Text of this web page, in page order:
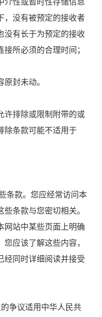
，没有被预定的接收者
没有长于为预定的接收
所必须的合理时间；
封未动。
许排除或限制附带的或
除条款可能不适用于
条款。您应经常访问本
条款与您密切相关。
网站中某些页面上明确
应该了解这些内容，
经同时详细阅读并接受
争议适用中华人民共